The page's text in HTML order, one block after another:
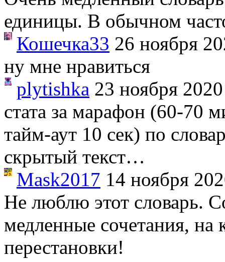
единицы. В обычном
Кошечка33 26 ноября
ну мне нравиться
plytishka 23 ноября 2020
стата за марафон (60-70
тайм-аут 10 сек) по
скрытый текст…
Mask2017 14 ноября
Не люблю этот словарь.
медленные сочетания,
перестановки!